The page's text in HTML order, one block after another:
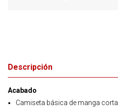
Descripción
Acabado
Camiseta básica de manga corta